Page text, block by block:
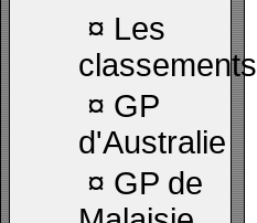
¤ Les
classements
¤ GP
d'Australie
¤ GP de